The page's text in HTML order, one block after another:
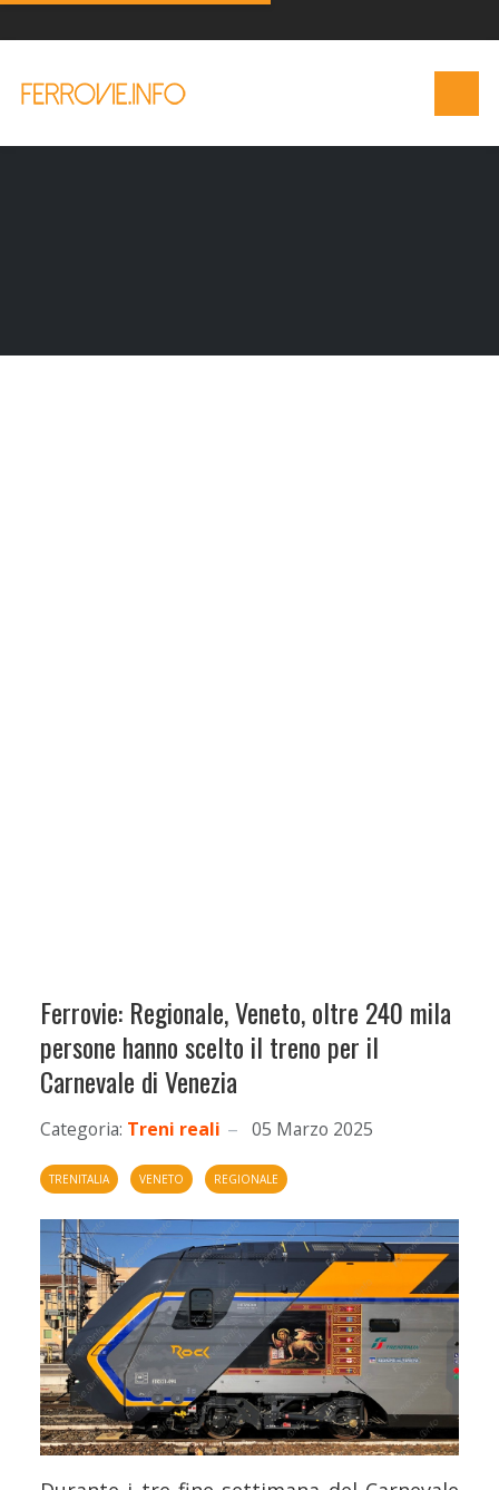
Ferrovie: Regionale, Veneto, oltre 240 mila
persone hanno scelto il treno per il
Carnevale di Venezia
Categoria: Treni reali 05 Marzo 2025
TRENITALIA VENETO REGIONALE